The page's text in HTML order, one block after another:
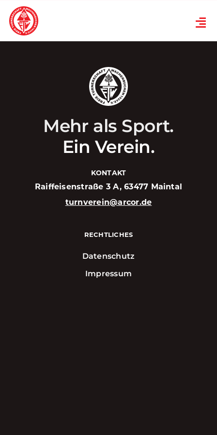
content
Turnen
Karneval
Ski
Übungsplan
News
Mehr als Sport.
Ein Verein.
KONTAKT
Raiffeisenstraße 3 A, 63477 Maintal
turnverein@arcor.de
RECHTLICHES
Datenschutz
Impressum